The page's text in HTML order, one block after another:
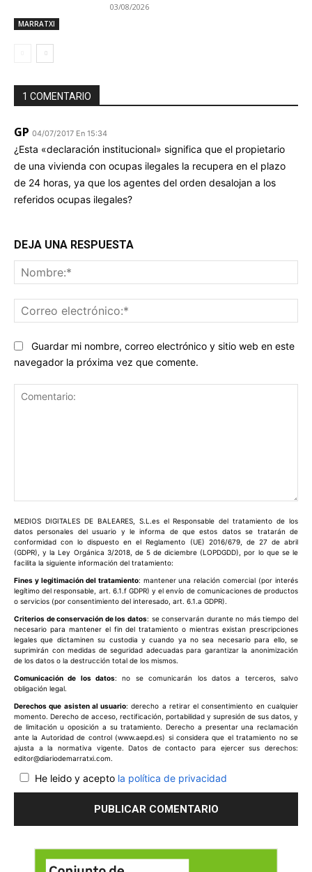
MARRATXI
03/08/2026
1 COMENTARIO
GP 04/07/2017 En 15:34
¿Esta «declaración institucional» significa que el propietario
de una vivienda con ocupas ilegales la recupera en el plazo
de 24 horas, ya que los agentes del orden desalojan a los
referidos ocupas ilegales?
DEJA UNA RESPUESTA
Guardar mi nombre, correo electrónico y sitio web en este
navegador la próxima vez que comente.
MEDIOS DIGITALES DE BALEARES, S.L.es el Responsable del tratamiento de los
datos personales del usuario y le informa de que estos datos se tratarán de
conformidad con lo dispuesto en el Reglamento (UE) 2016/679, de 27 de abril
(GDPR), y la Ley Orgánica 3/2018, de 5 de diciembre (LOPDGDD), por lo que se le
facilita la siguiente información del tratamiento:
Fines y legitimación del tratamiento: mantener una relación comercial (por interés
legítimo del responsable, art. 6.1.f GDPR) y el envío de comunicaciones de productos
o servicios (por consentimiento del interesado, art. 6.1.a GDPR).
Criterios de conservación de los datos: se conservarán durante no más tiempo del
necesario para mantener el fin del tratamiento o mientras existan prescripciones
legales que dictaminen su custodia y cuando ya no sea necesario para ello, se
suprimirán con medidas de seguridad adecuadas para garantizar la anonimización
de los datos o la destrucción total de los mismos.
Comunicación de los datos: no se comunicarán los datos a terceros, salvo
obligación legal.
Derechos que asisten al usuario: derecho a retirar el consentimiento en cualquier
momento. Derecho de acceso, rectificación, portabilidad y supresión de sus datos, y
de limitación u oposición a su tratamiento. Derecho a presentar una reclamación
ante la Autoridad de control (www.aepd.es) si considera que el tratamiento no se
ajusta a la normativa vigente. Datos de contacto para ejercer sus derechos:
editor@diariodemarratxi.com.
He leido y acepto la política de privacidad